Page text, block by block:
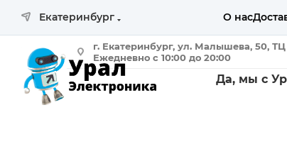
Екатеринбург О нас
г. Екатеринбург, ул. Малышева, 50, ТЦ
Ежедневно с 10:00 до 20:00
Да, мы с